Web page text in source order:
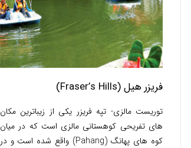
فریزر هیل (Fraser’s Hills)
توریست مالزی- تپه فریزر یکی از زیباترین مکان
های تفریحی کوهستانی مالزی است که در میان
کوه های پهانگ (Pahang) واقع شده است و در